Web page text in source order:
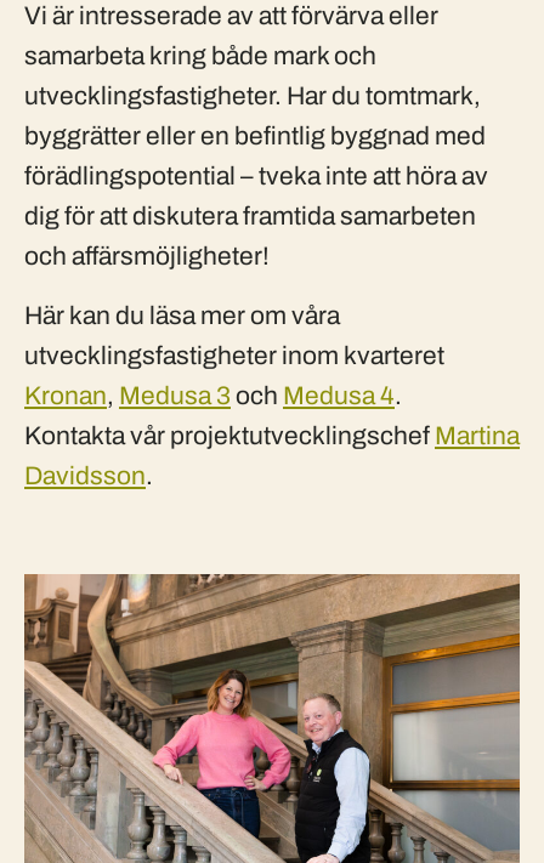
Vi är intresserade av att förvärva eller
samarbeta kring både mark och
utvecklingsfastigheter. Har du tomtmark,
byggrätter eller en befintlig byggnad med
förädlingspotential – tveka inte att höra av
dig för att diskutera framtida samarbeten
och affärsmöjligheter!
Här kan du läsa mer om våra
utvecklingsfastigheter inom kvarteret
Kronan, Medusa 3 och Medusa 4.
Kontakta vår projektutvecklingschef Martina
Davidsson.